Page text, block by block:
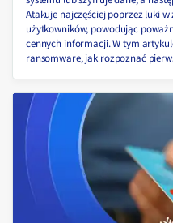
Atakuje najczęściej poprzez luki
użytkowników, powodując
cennych informacji. W tym
ransomware, jak rozpoznać